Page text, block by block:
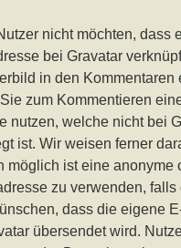
nicht möchten, dass
bei Gravatar
in den Kommentaren
zum Kommentieren
nutzen, welche nicht bei
ist. Wir weisen ferner
möglich ist eine anonyme
zu verwenden, falls
dass die eigene
übersendet wird.